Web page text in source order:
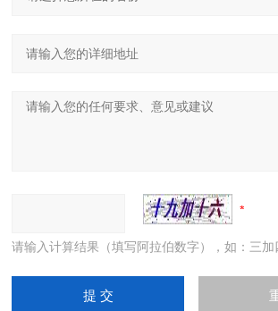
请输入计算结果（填写阿拉伯数字），如：三加